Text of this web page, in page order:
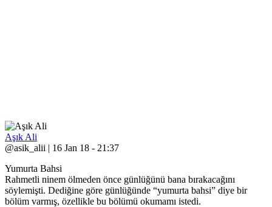
Aşık Ali
@asik_alii | 16 Jan 18 - 21:37
Yumurta Bahsi
Rahmetli ninem ölmeden önce günlüğünü bana bırakacağını
söylemişti. Dediğine göre günlüğünde “yumurta bahsi” diye bir
bölüm varmış, özellikle bu bölümü okumamı istedi.